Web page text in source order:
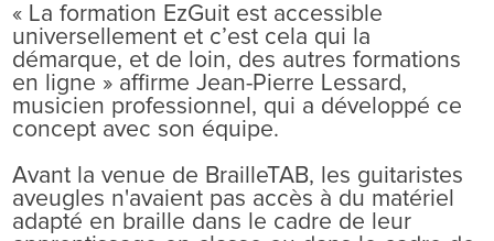
« La formation EzGuit est accessible
universellement et c’est cela qui la
démarque, et de loin, des autres formations
en ligne » affirme Jean-Pierre Lessard,
musicien professionnel, qui a développé ce
concept avec son équipe.
Avant la venue de BrailleTAB, les guitaristes
aveugles n'avaient pas accès à du matériel
adapté en braille dans le cadre de leur